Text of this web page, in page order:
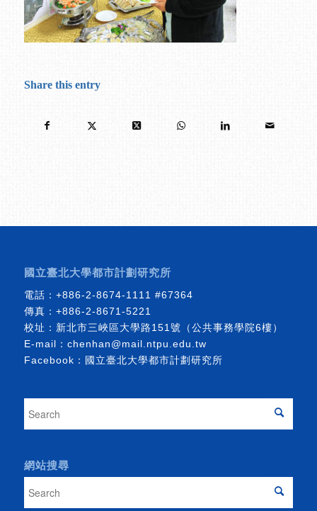
Share this entry
國立臺北大學都市計劃研究所
電話： +886-2-8674-1111 #67364
傳真：+886-2-8671-5221
校址：新北市三峽區大學路151號（公共事務學院6樓）
E-mail： chenhan@mail.ntpu.edu.tw
Facebook： 國立臺北大學都市計劃研究所
網站搜尋